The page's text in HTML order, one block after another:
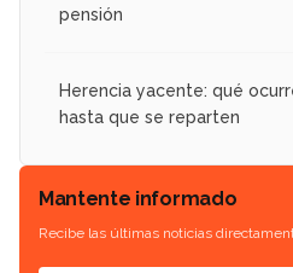
pensión
Herencia yacente: qué
hasta que se reparten
Mantente informado
Recibe las últimas noticias